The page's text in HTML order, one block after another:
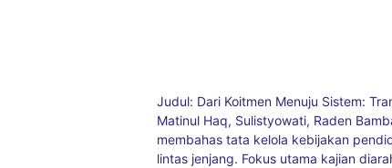
Judul: Dari Koitmen Menuju Sistem:
Matinul Haq, Sulistyowati, Raden
membahas tata kelola kebijakan
lintas jenjang. Fokus utama kajian